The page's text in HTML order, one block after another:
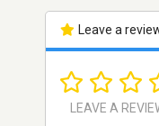
Leave a